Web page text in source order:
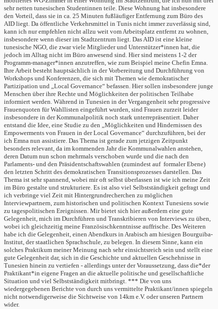
sehr netten tunesischen Studentinnen teile. Diese Wohnung hat insbesondere
den Vorteil, dass sie in ca. 25 Minuten fußläufiger Entfernung zum Büro des
AID liegt. Da öffentliche Verkehrsmittel in Tunis nicht immer zuverlässig sind,
kann ich nur empfehlen nicht allzu weit vom Arbeitsplatz entfernt zu wohnen,
insbesondere wenn dieser im Stadtzentrum liegt. Das AID ist eine kleine
tunesische NGO, die zwar viele Mitglieder und Unterstützer*innen hat, die
jedoch im Alltag nicht im Büro anwesend sind. Hier sind meistens 1-2 der
Programm-manager*innen anzutreffen, wie zum Beispiel meine Chefin Emna.
Ihre Arbeit besteht hauptsächlich in der Vorbereitung und Durchführung von
Workshops und Konferenzen, die sich mit Themen wie demokratischer
Partizipation und „Local Governance“ befassen. Hier sollen insbesondere junge
Menschen über ihre Rechte und Möglichkeiten der politischen Teilhabe
informiert werden. Während in Tunesien in der Vergangenheit sehr progressive
Frauenquoten für Wahllisten eingeführt wurden, sind Frauen zurzeit leider
insbesondere in der Kommunalpolitik noch stark unterrepräsentiert. Daher
entstand die Idee, eine Studie zu den „Möglichkeiten und Hindernissen des
Empowerments von Frauen in der Local Governance“ durchzuführen, bei der
ich Emna nun assistiere. Das Thema ist gerade zum jetzigen Zeitpunkt
besonders relevant, da im kommenden Jahr die Kommunalwahlen anstehen,
deren Datum nun schon mehrmals verschoben wurde und die nach den
Parlaments- und den Präsidentschaftswahlen (zumindest auf formaler Ebene)
den letzten Schritt des demokratischen Transitionsprozesses darstellen. Das
Thema ist sehr spannend, wobei mir oft selbst überlassen ist wie ich meine Zeit
im Büro gestalte und strukturiere. Es ist also viel Selbstständigkeit gefragt und
ich verbringe viel Zeit mit Hintergrundrecherchen zu möglichen
Interviewpartnern, zum historischen und politischen Kontext Tunesiens sowie
zu tagespolitischen Ereignissen. Mir bietet sich hier außerdem eine gute
Gelegenheit, mich im Durchführen und Transkribieren von Interviews zu üben,
wobei ich gleichzeitig meine Französischkenntnisse auffrische. Des Weiteren
habe ich die Gelegenheit, einen Abendkurs in Arabisch am hiesigen Bourguiba-
Institut, der staatlichen Sprachschule, zu belegen. In diesem Sinne, kann ein
solches Praktikum meiner Meinung nach sehr einsichtsreich sein und stellt eine
gute Gelegenheit dar, sich in die Geschichte und aktuellen Geschehnisse in
Tunesien hinein zu vertiefen - allerdings unter der Voraussetzung, dass die*der
Praktikant*in eigene Fragen an die aktuelle politische und gesellschaftliche
Situation und viel Selbstständigkeit mitbringt. *** Die von uns
wiedergegebenen Berichte von durch uns vermittelte Praktikant/innen spiegeln
nicht notwendigerweise die Sichtweise von 14km e.V. oder unseren Partnern
wider.